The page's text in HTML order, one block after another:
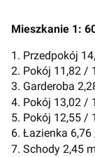
Mieszkanie 1:
1. Przedpokój
2. Pokój 11,82 /
3. Garderoba
4. Pokój 13,02 /
5. Pokój 12,55 /
6. Łazienka
7. Schody 2,45 m